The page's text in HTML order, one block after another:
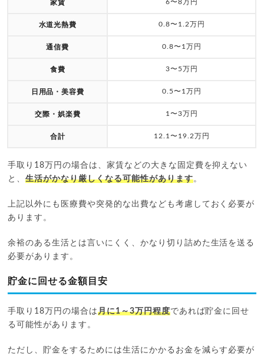
家賃 6〜8万円
水道光熱費 0.8〜1.2万円
通信費 0.8〜1万円
食費 3〜5万円
日用品・美容費 0.5〜1万円
交際・娯楽費 1〜3万円
合計 12.1〜19.2万円
手取り18万円の場合は、家賃などの大きな固定費を抑えない
と、生活がかなり厳しくなる可能性があります。
上記以外にも医療費や突発的な出費なども考慮しておく必要が
あります。
余裕のある生活とは言いにくく、かなり切り詰めた生活を送る
必要があります。
貯金に回せる金額目安
手取り18万円の場合は月に1～3万円程度であれば貯金に回せ
る可能性があります。
ただし、貯金をするためには生活にかかるお金を減らす必要が